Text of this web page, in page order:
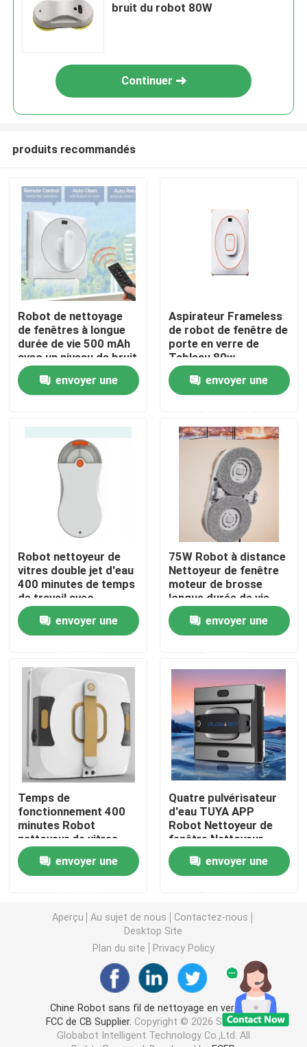
maison
Produits
vidéos
Au sujet de nous
Visite d'usine
Contrôle de qualité
Demandez une citation
Laveur de vitres de robot
bruit du robot 80W
Continuer
produits recommandés
Robot de nettoyage
de fenêtres à longue
durée de vie 500 mAh
avec un niveau de bruit
de 65 dB
envoyer une
Aspirateur Frameless
de robot de fenêtre de
porte en verre de
Tableau 80w
envoyer une
Robot nettoyeur de
vitres double jet d'eau
400 minutes de temps
de travail avec
télécommande
envoyer une
75W Robot à distance
Nettoyeur de fenêtre
moteur de brosse
longue durée de vie
envoyer une
Temps de
fonctionnement 400
minutes Robot
nettoyeur de vitres
Temps de charge 3
heures envoyer une
Quatre pulvérisateur
d'eau TUYA APP
Robot Nettoyeur de
fenêtre Nettoyeur
d'eau
envoyer une
Aperçu Au sujet de nous
Contactez-nous
Desktop Site
Plan du site
Privacy Policy
Chine Robot sans fil de nettoyage en verre de
FCC de CB Supplier. Copyright © 2026 Shenzhen
Globabot Intelligent Technology Co.,Ltd. All